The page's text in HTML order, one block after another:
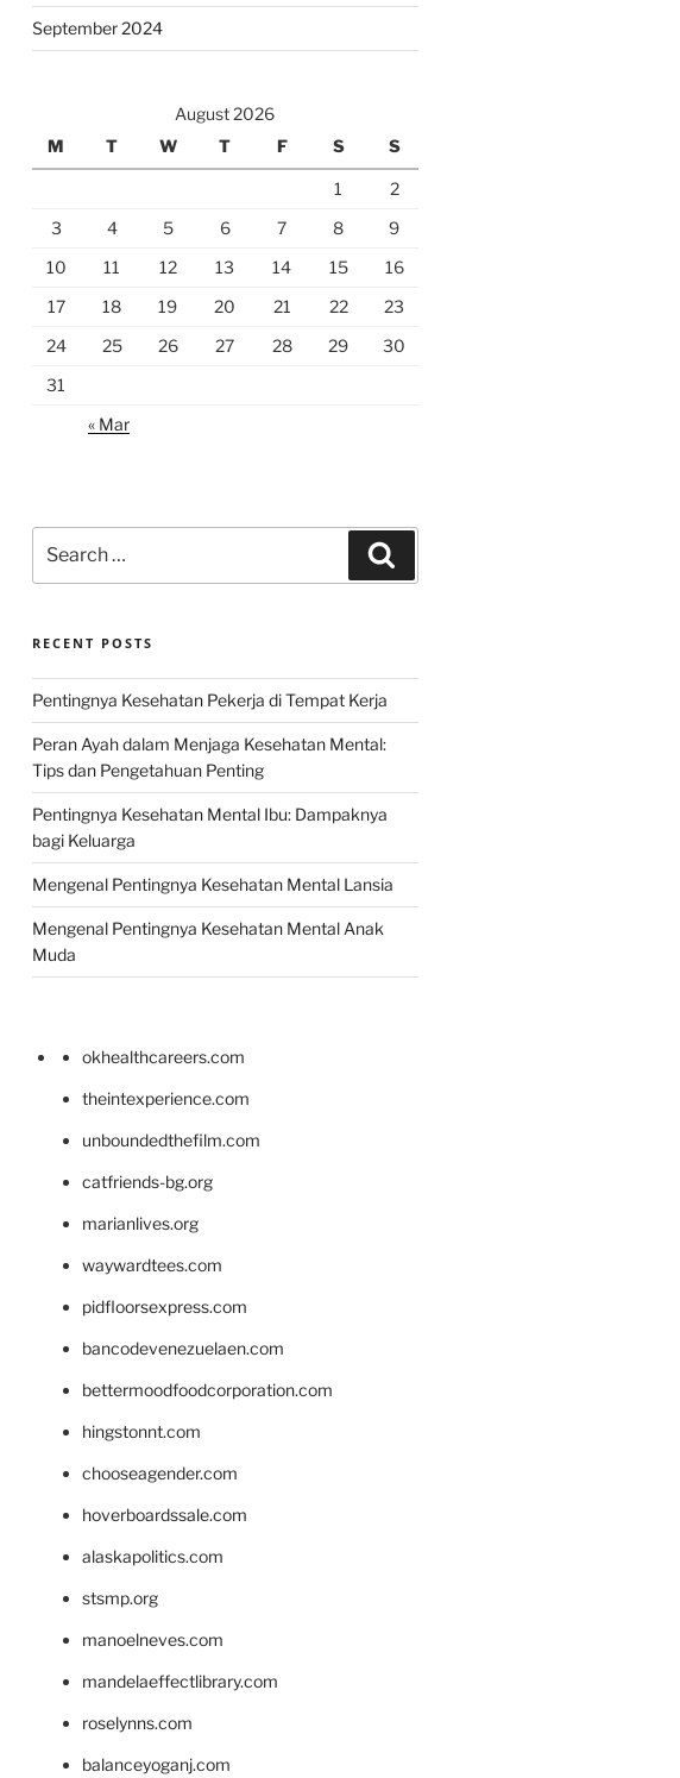
September 2024
August 2026
M
T W T F S S
1
2
3
4 5 6 7 8
9
10
11 12 13 14 15
16
17
18 19 20 21 22
23
24
25 26 27 28 29
30
31
« Mar
for:
RECENT POSTS
Pentingnya Kesehatan Pekerja di Tempat Kerja
Peran Ayah dalam Menjaga Kesehatan Mental:
Tips dan Pengetahuan Penting
Pentingnya Kesehatan Mental Ibu: Dampaknya
bagi Keluarga
Mengenal Pentingnya Kesehatan Mental Lansia
Mengenal Pentingnya Kesehatan Mental Anak
Muda
okhealthcareers.com
theintexperience.com
unboundedthefilm.com
catfriends-bg.org
marianlives.org
waywardtees.com
pidfloorsexpress.com
bancodevenezuelaen.com
bettermoodfoodcorporation.com
hingstonnt.com
chooseagender.com
hoverboardssale.com
alaskapolitics.com
stsmp.org
manoelneves.com
mandelaeffectlibrary.com
roselynns.com
balanceyoganj.com